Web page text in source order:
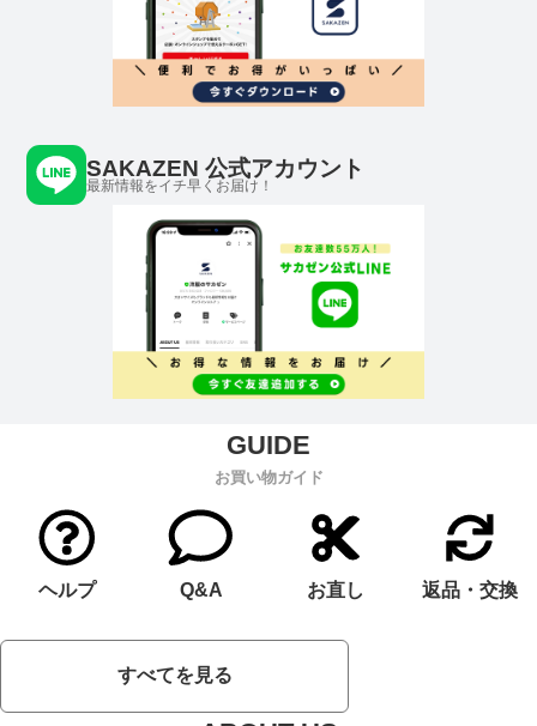
SAKAZEN 公式アカウント
最新情報をイチ早くお届け！
お買い物ガイド
ヘルプ Q&A お直し 返品・交換
すべてを見る